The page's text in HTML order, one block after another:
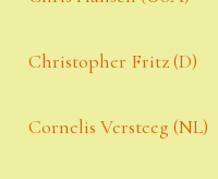
Christopher Fritz (D)
Cornelis Versteeg (NL)